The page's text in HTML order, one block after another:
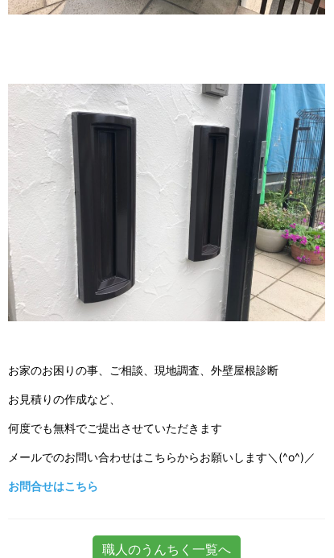
お家のお困りの事、ご相談、現地調査、外壁屋根診断
お見積りの作成など、
何度でも無料でご提出させていただきます
メールでのお問い合わせはこちらからお願いします＼(^o^)／
お問合せはこちら
職人のうんちく一覧へ